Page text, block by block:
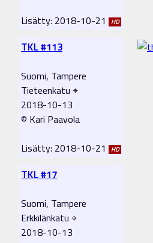
Lisätty: 2018-10-21
HD
TKL #113
Suomi, Tampere
Tieteenkatu ⌖
2018-10-13
© Kari Paavola
Lisätty: 2018-10-21
HD
TKL #17
Suomi, Tampere
Erkkilänkatu ⌖
2018-10-13